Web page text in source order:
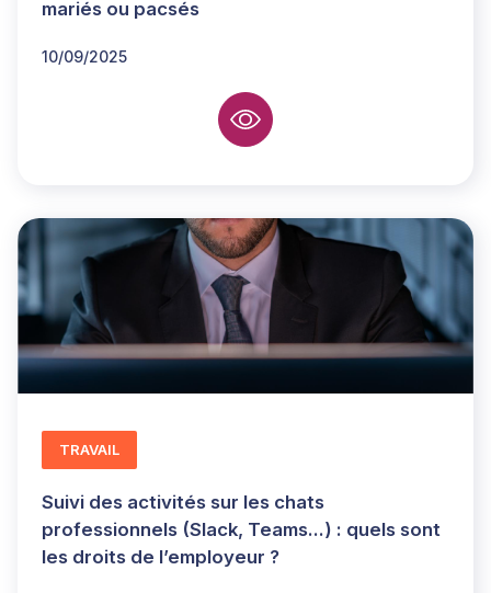
mariés ou pacsés
10/09/2025
Suivi des activités sur les chats
professionnels (Slack, Teams...) : quels sont
les droits de l’employeur ?
TRAVAIL